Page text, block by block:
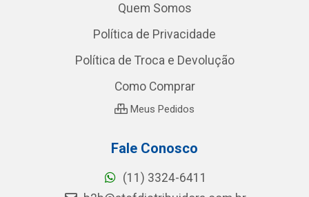
Quem Somos
Política de Privacidade
Política de Troca e Devolução
Como Comprar
Meus Pedidos
Fale Conosco
(11) 3324-6411